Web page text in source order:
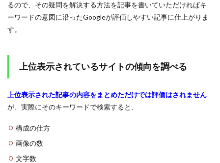
るので、その疑問を解決する方法を記事を書いていただければキ
ーワードの意図に沿ったGoogleが評価しやすい記事に仕上がりま
す。
上位表示されているサイトの傾向を調べる
上位表示された記事の内容をまとめただけでは評価はされません
が、実際にそのキーワードで検索すると、
構成の仕方
画像の数
文字数